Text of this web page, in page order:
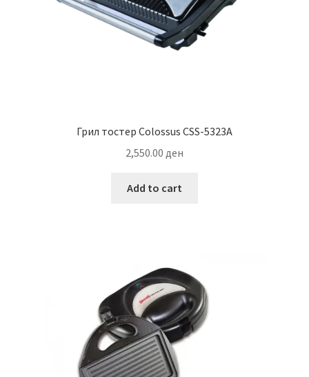
Грил тостер Colossus CSS-5323A
2,550.00 ден
Add to cart